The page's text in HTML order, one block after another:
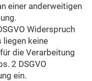
einer anderweitigen
Widerspruch
liegen keine
die Verarbeitung
2 DSGVO
ein.